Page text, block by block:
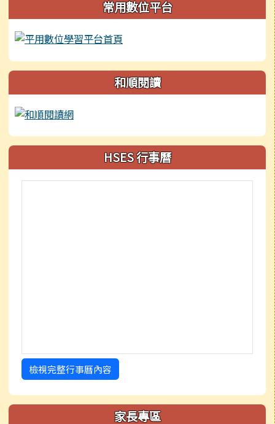
常用數位平台
和順閱讀
HSES 行事曆
檢視完整行事曆內容
家長專區